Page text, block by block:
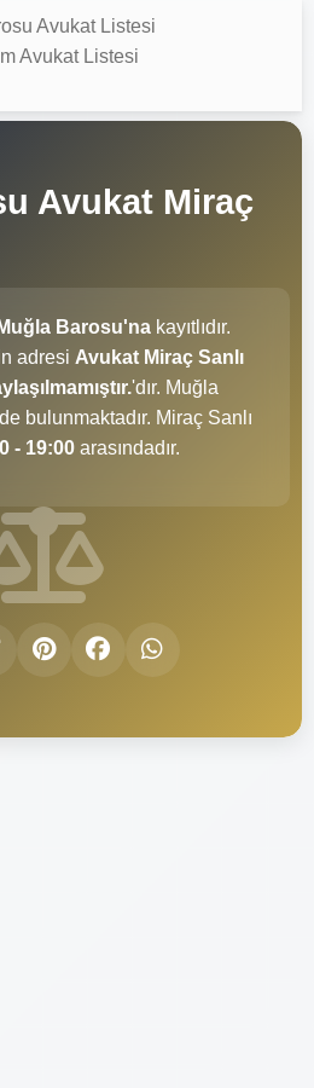
Avukat Listesi
Avukat Listesi
Avukat Miraç
Barosu'na kayıtlıdır.
adresi Avukat Miraç Sanlı
'dır. Muğla
bulunmaktadır. Miraç Sanlı
- 19:00 arasındadır.